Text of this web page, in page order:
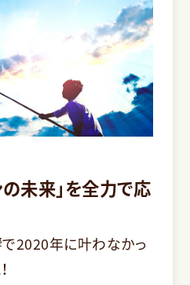
未来」を全力で応
2020年に叶わなかっ